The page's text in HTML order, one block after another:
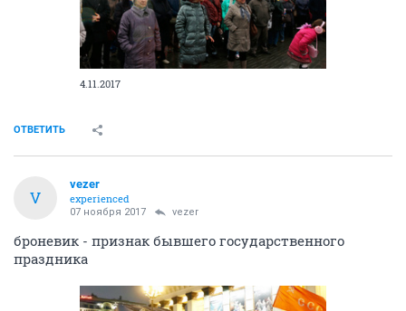
4.11.2017
ОТВЕТИТЬ
V
vezer
experienced
07 ноября 2017 vezer
броневик - признак бывшего государственного
праздника